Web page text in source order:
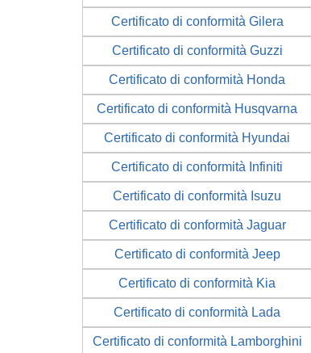
Certificato di conformità Gilera
Certificato di conformità Guzzi
Certificato di conformità Honda
Certificato di conformità Husqvarna
Certificato di conformità Hyundai
Certificato di conformità Infiniti
Certificato di conformità Isuzu
Certificato di conformità Jaguar
Certificato di conformità Jeep
Certificato di conformità Kia
Certificato di conformità Lada
Certificato di conformità Lamborghini